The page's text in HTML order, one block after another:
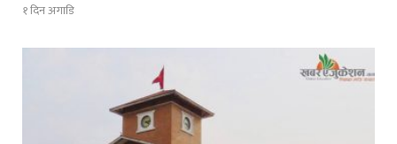
१ दिन अगाडि